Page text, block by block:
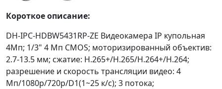
Короткое описание:
DH-IPC-HDBW5431RP-ZE Видеокамера IP купольная
4Mп; 1/3" 4 Mп CMOS; моторизированный объектив:
2.7-13.5 мм; сжатие: H.265+/H.265/H.264+/H.264;
разрешение и скорость трансляции видео: 4
Mп/1080p/720p/D1(1~25 к/с); 3 потока;